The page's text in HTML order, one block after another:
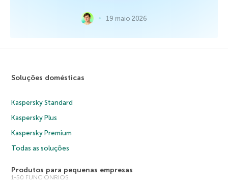
19 maio 2026
Soluções domésticas
Kaspersky Standard
Kaspersky Plus
Kaspersky Premium
Todas as soluções
Produtos para pequenas empresas
1-50 FUNCIONRIOS